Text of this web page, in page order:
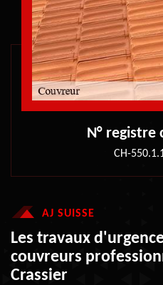
N° registre
CH-
AJ SUISSE
Les travaux
couvreurs
Crassier